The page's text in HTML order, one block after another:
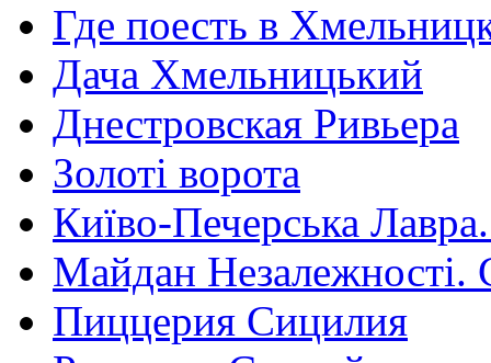
Где поесть в
Дача Хмельницький
Днестровская Ривьера
Золоті ворота
Київо-Печерська
Майдан Незалежності.
Пиццерия Сицилия